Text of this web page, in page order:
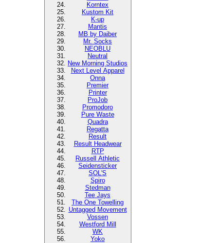
Korntex
Kustom Kit
K-up
Mantis
MB by Daiber
Mr. Socks
NEOBLU
Neutral
New Morning Studios
Next Level Apparel
Onna
Premier
Printer
ProJob
Promodoro
Pure Waste
Quadra
Regatta
Result
Result Headwear
RTP
Russell Athletic
Seidensticker
SOL'S
Spiro
Stedman
Tee Jays
The One Towelling
Untagged Movement
Vossen
Westford Mill
WK
Yoko